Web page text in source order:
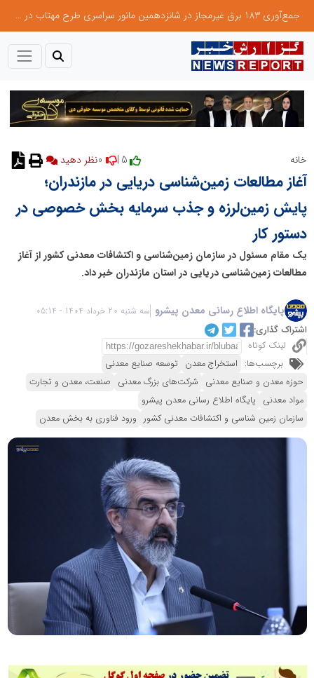
جمع‌آوری 183 برق غیرمجاز در شانزدهمین مانور سراسری طرح مهتاب در استان تهران
خانه 5 |
آغاز مطالعات زمین‌شناسی دریایی در مازندران؛
پایش زمین‌لرزه و جذب سرمایه بخش خصوصی در
دستور کار
یک مقام مسئول در سازمان زمین‌شناسی و اکتشافات معدنی کشور از آغاز
مطالعات زمین‌شناسی دریایی در استان مازندران خبر داد.
پایگاه اطلاع رسانی معدن پیشرو سه شنبه 20 خرداد 1404 - 05:14
اشتراک گذاری:
لینک کوتاه
برچسب‌ها: استخراج معدن توسعه صنایع معدنی
حوزه معدن و صنایع معدنی شرکت‌های بزرگ معدنی صنعت، معدن و تجارت
مواد معدنی پایگاه اطلاع رسانی معدن پیشرو
سازمان زمین شناسی و اکتشافات معدنی کشور ورود فناوری به بخش معدن